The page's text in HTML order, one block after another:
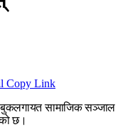
Copy Link
सामाजिक सञ्जाल
छ।